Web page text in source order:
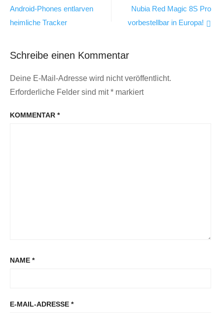
Android-Phones entlarven
heimliche Tracker
Nubia Red Magic 8S Pro
vorbestellbar in Europa!
Schreibe einen Kommentar
Deine E-Mail-Adresse wird nicht veröffentlicht.
Erforderliche Felder sind mit* markiert
KOMMENTAR *
NAME *
E-MAIL-ADRESSE *